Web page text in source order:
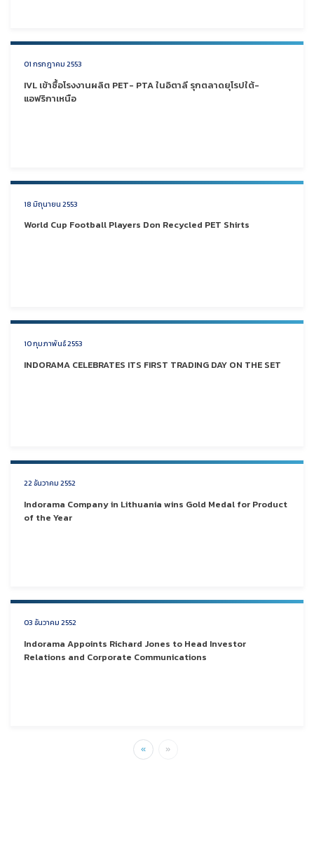
01 กรกฎาคม 2553
IVL เข้าซื้อโรงงานผลิต PET- PTA ในอิตาลี รุกตลาดยุโรปใต้-
แอฟริกาเหนือ
18 มิถุนายน 2553
World Cup Football Players Don Recycled PET Shirts
10 กุมภาพันธ์ 2553
INDORAMA CELEBRATES ITS FIRST TRADING DAY ON THE SET
22 ธันวาคม 2552
Indorama Company in Lithuania wins Gold Medal for Product
of the Year
03 ธันวาคม 2552
Indorama Appoints Richard Jones to Head Investor
Relations and Corporate Communications
« »